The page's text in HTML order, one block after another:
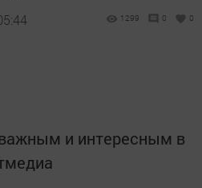
1299 0 0
и интересным в